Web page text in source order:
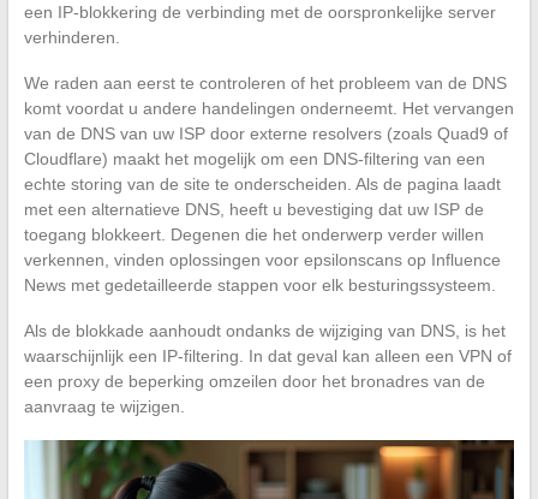
een IP-blokkering de verbinding met de oorspronkelijke server
verhinderen.
We raden aan eerst te controleren of het probleem van de DNS
komt voordat u andere handelingen onderneemt. Het vervangen
van de DNS van uw ISP door externe resolvers (zoals Quad9 of
Cloudflare) maakt het mogelijk om een DNS-filtering van een
echte storing van de site te onderscheiden. Als de pagina laadt
met een alternatieve DNS, heeft u bevestiging dat uw ISP de
toegang blokkeert. Degenen die het onderwerp verder willen
verkennen, vinden oplossingen voor epsilonscans op Influence
News met gedetailleerde stappen voor elk besturingssysteem.
Als de blokkade aanhoudt ondanks de wijziging van DNS, is het
waarschijnlijk een IP-filtering. In dat geval kan alleen een VPN of
een proxy de beperking omzeilen door het bronadres van de
aanvraag te wijzigen.